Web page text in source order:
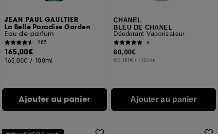
JEAN PAUL GAULTIER
La Belle Paradise Garden
Eau de parfum
285
165,00€
165,00€ / 100ml
Ajouter au panier
CHANEL
BLEU DE CHANEL
Déodorant Vaporisateur
8
60,00€
60,00€ / 100ml
Ajouter au panier